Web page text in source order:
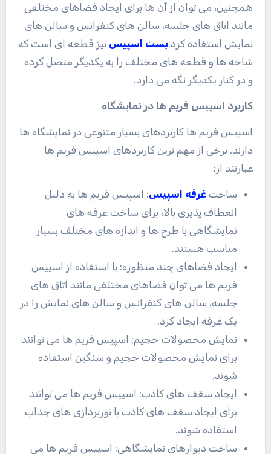
همچنین، می توان از آن ها برای ایجاد فضاهای مختلفی
مانند اتاق های جلسه، سالن های کنفرانس و سالن های
نمایش استفاده کرد.بست اسپیس نیز قطعه ای است که
شاخه ها و قطعه های مختلف را به یکدیگر متصل کرده
و در کنار یکدیگر نگه می دارد.
کاربرد اسپیس فریم ها در نمایشگاه
اسپیس فریم ها کاربردهای بسیار متنوعی در نمایشگاه ها
دارند. برخی از مهم ترین کاربردهای اسپیس فریم ها
عبارتند از:
ساخت غرفه اسپیس: اسپیس فریم ها به دلیل
انعطاف پذیری بالا، برای ساخت غرفه های
نمایشگاهی با طرح ها و اندازه های مختلف بسیار
مناسب هستند.
ایجاد فضاهای چند منظوره: با استفاده از اسپیس
فریم ها می توان فضاهای مختلفی مانند اتاق های
جلسه، سالن های کنفرانس و سالن های نمایش را در
یک غرفه ایجاد کرد.
نمایش محصولات حجیم: اسپیس فریم ها می توانند
برای نمایش محصولات حجیم و سنگین استفاده
شوند.
ایجاد سقف های کاذب: اسپیس فریم ها می توانند
برای ایجاد سقف های کاذب با نورپردازی های جذاب
استفاده شوند.
ساخت دیوارهای نمایشگاهی: اسپیس فریم ها می